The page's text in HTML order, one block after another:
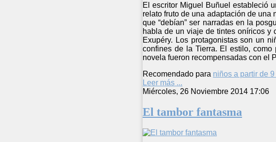
El escritor Miguel Buñuel estableció
relato fruto de una adaptación de una
que “debían” ser narradas en la
habla de un viaje de tintes oníricos y
Exupéry. Los protagonistas son un
confines de la Tierra. El estilo,
novela fueron recompensadas con el
Recomendado para niños a partir de
Leer más ...
Miércoles, 26 Noviembre 2014 17:06
El tambor fantasma